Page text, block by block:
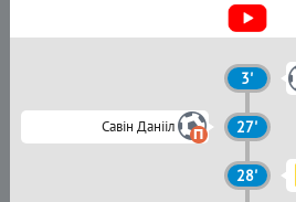
3'
Савін Данііл 27'
28'